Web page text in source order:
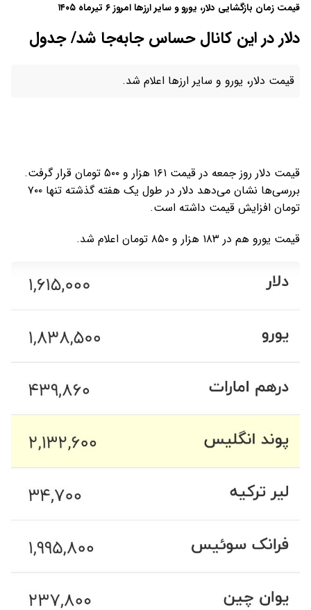
قیمت زمان بازگشایی دلار، یورو و سایر ارزها امروز ۶ تیرماه ۱۴۰۵
دلار در این کانال حساس جابه‌جا شد/ جدول
قیمت دلار، یورو و سایر ارزها اعلام شد.
قیمت دلار روز جمعه در قیمت ۱۶۱ هزار و ۵۰۰ تومان قرار گرفت.
بررسی‌ها نشان می‌دهد دلار در طول یک هفته گذشته تنها ۷۰۰
تومان افزایش قیمت داشته است.
قیمت یورو هم در ۱۸۳ هزار و ۸۵۰ تومان اعلام شد.